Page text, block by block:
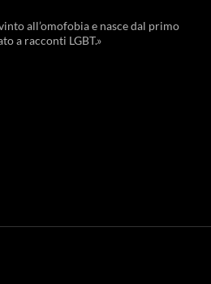
all’omofobia e nasce dal primo
a racconti LGBT.»